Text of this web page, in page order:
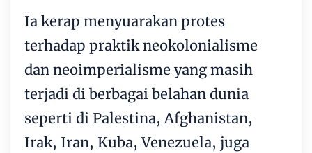
Ia kerap menyuarakan protes
terhadap praktik neokolonialisme
dan neoimperialisme yang masih
terjadi di berbagai belahan dunia
seperti di Palestina, Afghanistan,
Irak, Iran, Kuba, Venezuela, juga